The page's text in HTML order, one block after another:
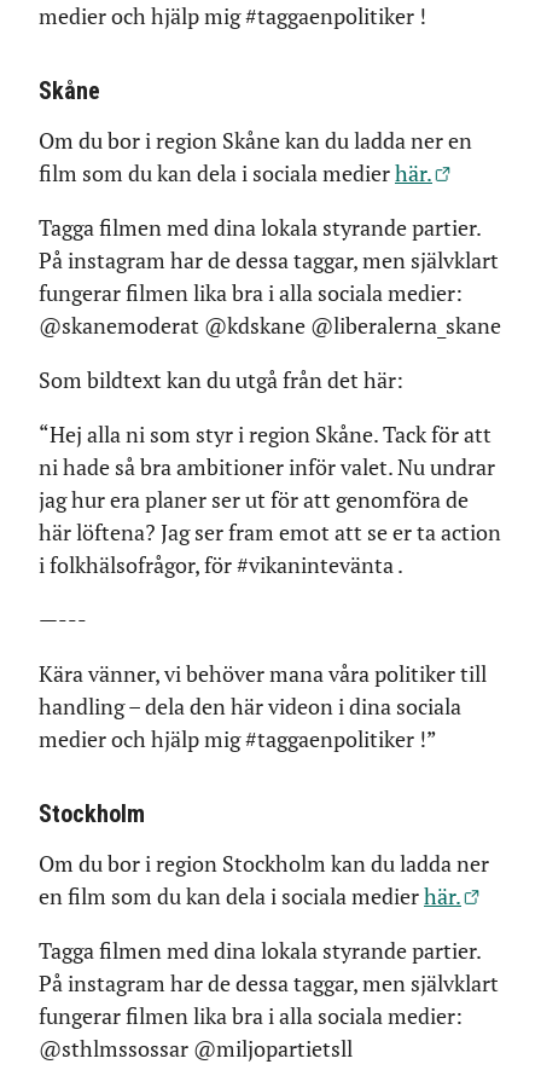
medier och hjälp mig #taggaenpolitiker !
Skåne
Om du bor i region Skåne kan du ladda ner en
film som du kan dela i sociala medierhär.
Tagga filmen med dina lokala styrande partier.
På instagram har de dessa taggar, men självklart
fungerar filmen lika bra i alla sociala medier:
@skanemoderat @kdskane @liberalerna_skane
Som bildtext kan du utgå från det här:
“Hej alla ni som styr i region Skåne. Tack för att
ni hade så bra ambitioner inför valet. Nu undrar
jag hur era planer ser ut för att genomföra de
här löftena? Jag ser fram emot att se er ta action
i folkhälsofrågor, för #vikanintevänta .
—---
Kära vänner, vi behöver mana våra politiker till
handling – dela den här videon i dina sociala
medier och hjälp mig #taggaenpolitiker !”
Stockholm
Om du bor i region Stockholm kan du ladda ner
en film som du kan dela i sociala medierhär.
Tagga filmen med dina lokala styrande partier.
På instagram har de dessa taggar, men självklart
fungerar filmen lika bra i alla sociala medier:
@sthlmssossar @miljopartietsll